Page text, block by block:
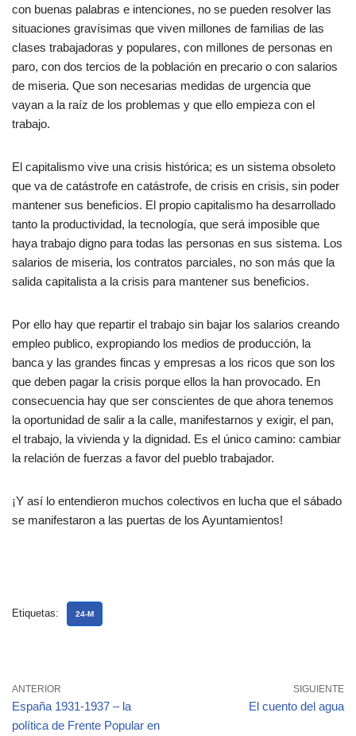
con buenas palabras e intenciones, no se pueden resolver las
situaciones gravísimas que viven millones de familias de las
clases trabajadoras y populares, con millones de personas en
paro, con dos tercios de la población en precario o con salarios
de miseria. Que son necesarias medidas de urgencia que
vayan a la raíz de los problemas y que ello empieza con el
trabajo.
El capitalismo vive una crisis histórica; es un sistema obsoleto
que va de catástrofe en catástrofe, de crisis en crisis, sin poder
mantener sus beneficios. El propio capitalismo ha desarrollado
tanto la productividad, la tecnología, que será imposible que
haya trabajo digno para todas las personas en sus sistema. Los
salarios de miseria, los contratos parciales, no son más que la
salida capitalista a la crisis para mantener sus beneficios.
Por ello hay que repartir el trabajo sin bajar los salarios creando
empleo publico, expropiando los medios de producción, la
banca y las grandes fincas y empresas a los ricos que son los
que deben pagar la crisis porque ellos la han provocado. En
consecuencia hay que ser conscientes de que ahora tenemos
la oportunidad de salir a la calle, manifestarnos y exigir, el pan,
el trabajo, la vivienda y la dignidad. Es el único camino: cambiar
la relación de fuerzas a favor del pueblo trabajador.
¡Y así lo entendieron muchos colectivos en lucha que el sábado
se manifestaron a las puertas de los Ayuntamientos!
Etiquetas: 24-M
ANTERIOR
España 1931-1937 – la
política de Frente Popular en
SIGUIENTE
El cuento del agua